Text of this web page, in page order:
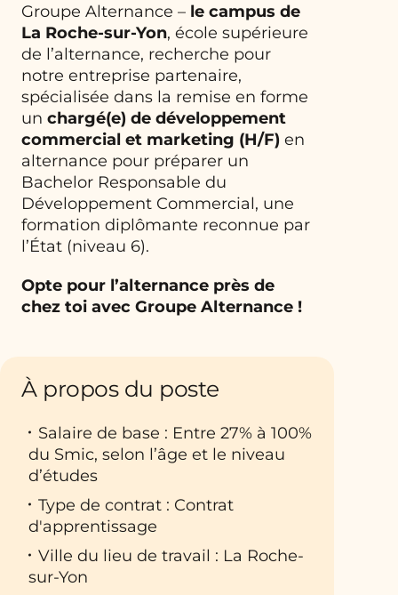
Groupe Alternance – le campus de
La Roche-sur-Yon, école supérieure
de l’alternance, recherche pour
notre entreprise partenaire,
spécialisée dans la remise en forme
un chargé(e) de développement
commercial et marketing (H/F) en
alternance pour préparer un
Bachelor Responsable du
Développement Commercial, une
formation diplômante reconnue par
l’État (niveau 6).
Opte pour l’alternance près de
chez toi avec Groupe Alternance !
À propos du poste
Salaire de base : Entre 27% à 100%
du Smic, selon l’âge et le niveau
d’études
Type de contrat : Contrat
d'apprentissage
Ville du lieu de travail : La Roche-
sur-Yon